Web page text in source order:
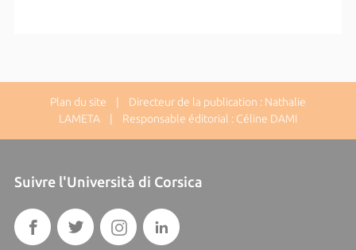
Plan du site | Directeur de la publication : Nathalie
LAMETA | Responsable éditorial : Céline DAMI
Suivre l'Università di Corsica